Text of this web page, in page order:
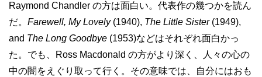
Raymond Chandler の方は面白い。代表作の幾つかを読ん
だ。 Farewell, My Lovely(1940), The Little Sister(1949),
and The Long Goodbye (1953)などはそれぞれ面白かっ
た。でも、Ross Macdonald の方がより深く、人々の心の
中の闇をえぐり取って行く。その意味では、自分にはおも